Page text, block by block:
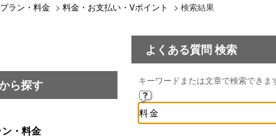
ラン・料金 > 料金・お支払い・Vポイント > 検索結果
ら探す
・料金
よくある質問 検索
キーワードまたは文章で検索でき